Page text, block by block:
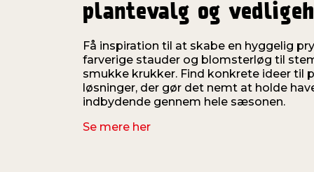
plantevalg og
Få inspiration til at skabe en hyggelig
farverige stauder og blomsterløg til
smukke krukker. Find konkrete ideer til
løsninger, der gør det nemt at holde
indbydende gennem hele sæsonen.
Se mere her